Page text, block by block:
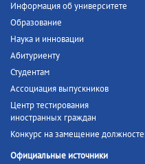
Информация об университете
Образование
Наука и инновации
Абитуриенту
Студентам
Ассоциация выпускников
Центр тестирования
иностранных граждан
Конкурс на замещение
Официальные источники